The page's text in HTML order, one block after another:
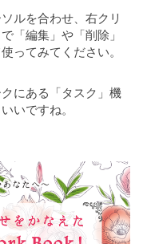
ルを合わせ、右クリ
「編集」や「削除」
ってみてください。
にある「タスク」機
いですね。